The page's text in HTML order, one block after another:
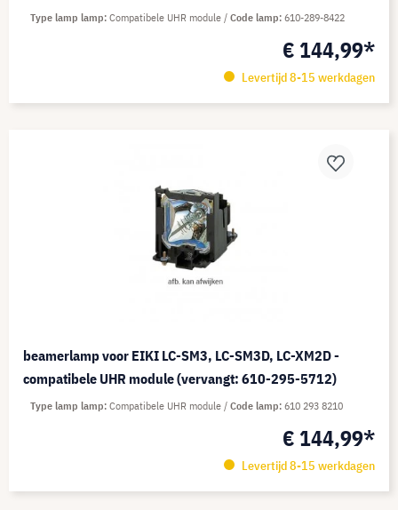
€ 144,99*
Levertijd 8-15 werkdagen
Type lamp lamp Compatibele UHR module Code lamp 610-289-8422
beamerlamp voor EIKI LC-SM3, LC-SM3D, LC-XM2D -
compatibele UHR module (vervangt: 610-295-5712)
€ 144,99*
Levertijd 8-15 werkdagen
Type lamp lamp Compatibele UHR module Code lamp 610 293 8210